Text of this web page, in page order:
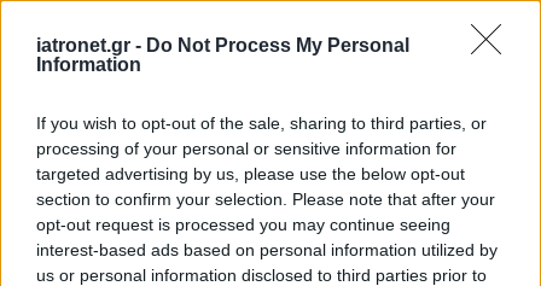
iatronet.gr - Do Not Process My Personal
Information
If you wish to opt-out of the sale, sharing to third parties, or
processing of your personal or sensitive information for
targeted advertising by us, please use the below opt-out
section to confirm your selection. Please note that after your
opt-out request is processed you may continue seeing
interest-based ads based on personal information utilized by
us or personal information disclosed to third parties prior to